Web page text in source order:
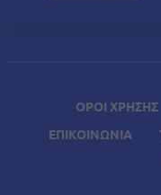
ΟΡΟΙ ΧΡΗΣΗΣ
ΕΠΙΚΟΙΝΩΝΙΑ